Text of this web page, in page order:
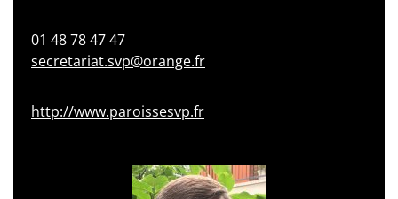
01 48 78 47 47
secretariat.svp@orange.fr
http://www.paroissesvp.fr